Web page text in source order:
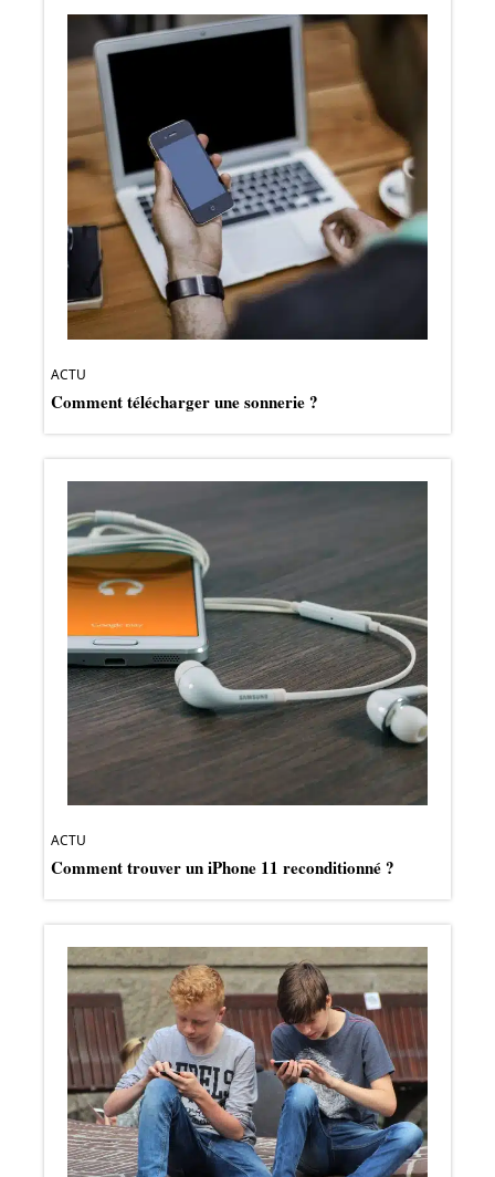
ACTU
Comment télécharger une sonnerie ?
ACTU
Comment trouver un iPhone 11 reconditionné ?